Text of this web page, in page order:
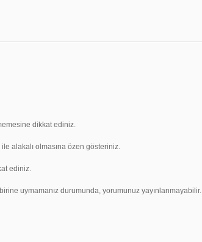
dikkat ediniz.
ile alakalı olmasına özen gösteriniz.
ediniz.
uymamanız durumunda, yorumunuz yayınlanmayabilir.